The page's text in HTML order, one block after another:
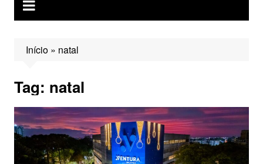
Início» natal
Tag: natal